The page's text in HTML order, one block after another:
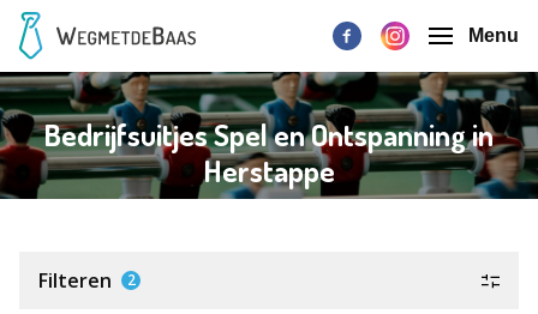
Menu
Bedrijfsuitjes Spel en Ontspanning in
Herstappe
Filteren 2